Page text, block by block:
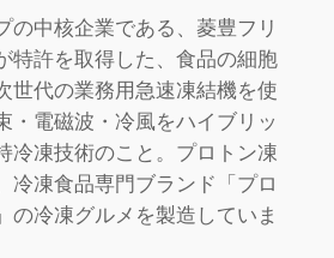
の中核企業である、菱豊フリ
特許を取得した、食品の細胞
世代の業務用急速凍結機を使
・電磁波・冷風をハイブリッ
冷凍技術のこと。プロトン凍
冷凍食品専門ブランド「プロ
の冷凍グルメを製造していま